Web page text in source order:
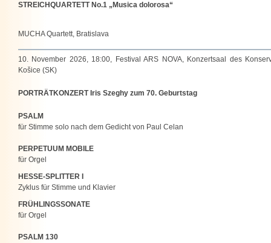
STREICHQUARTETT No.1 „Musica dolorosa“
MUCHA Quartett, Bratislava
10. November 2026, 18:00, Festival ARS NOVA, Konzertsaal des
Košice (SK)
PORTRÄTKONZERT Iris Szeghy zum 70. Geburtstag
PSALM
für Stimme solo nach dem Gedicht von Paul Celan
PERPETUUM MOBILE
für Orgel
HESSE-SPLITTER
Zyklus für Stimme und Klavier
FRÜHLINGSSONATE
für Orgel
PSALM 130